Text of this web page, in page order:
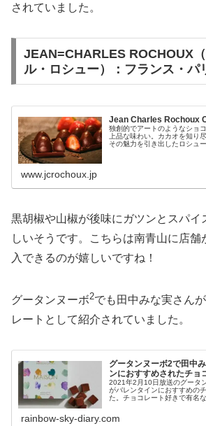
されていました。
JEAN=CHARLES ROCHOUX
ル・ロシュー）：フランス・パ
Jean Charles Rochoux
独創的でアートのようなショ
上品な味わい。カカオを知り
その魅力を引き出したロシュ
www.jcrochoux.jp
黒胡椒や山椒が後味にガツンとスパイ
しいそうです。こちらは南青山に店
入できるのが嬉しいですね！
グータンヌーボ2でも田中みな実さん
レートとして紹介されていました。
グータンヌーボ2で田中
ンにおすすめされたチョ
2021年2月10日放送のグータ
がバレンタインにおすすめの
た。チョコレート好きで有名
rainbow-sky-diary.com